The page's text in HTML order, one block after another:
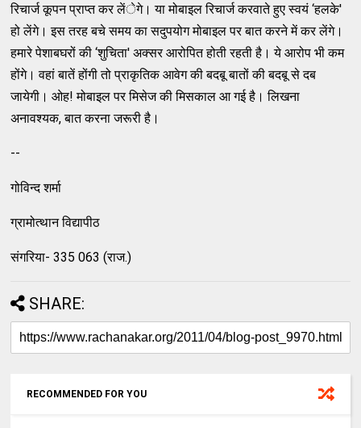
रिचार्ज कूपन प्राप्‍त कर लेंेगे। या मोबाइल रिचार्ज करवाते हुए स्‍वयं ‘हलके'
हो लेंगे। इस तरह बचे समय का सदुपयोग मोबाइल पर बात करने में कर लेंगे।
हमारे पेशाबघरों की ‘शुचिता' अक्‍सर आरोपित होती रहती है। ये आरोप भी कम
होंगे। वहां बातें होंगी तो प्राकृतिक आवेग की बदबू बातों की बदबू से दब
जायेगी। ओह! मोबाइल पर मिसेज की मिसकाल आ गई है। लिखना
अनावश्‍यक, बात करना जरूरी है।
--
गोविन्‍द शर्मा
ग्रामोत्‍थान विद्यापीठ
संगरिया- 335 063 (राज.)
SHARE:
RECOMMENDED FOR YOU